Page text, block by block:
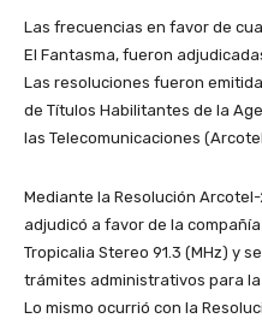
Las frecuencias en favor de
El Fantasma, fueron
Las resoluciones fueron
de Títulos Habilitantes de la
las Telecomunicaciones
Mediante la Resolución
adjudicó a favor de la
Tropicalia Stereo 91.3 (MHz) y
trámites administrativos para
Lo mismo ocurrió con la